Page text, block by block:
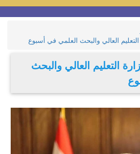
العالي والبحث العلمي في أسبوع
التعليم العالي والبحث